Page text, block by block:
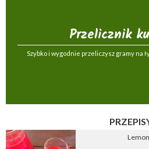
Przelicznik
Szybko i wygodnie przeliczysz gramy na